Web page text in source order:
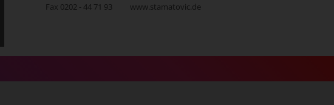
Fax 0202 - 44 71 93
www.stamatovic.de